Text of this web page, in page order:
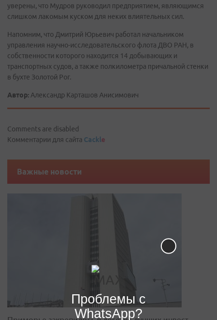
уверены, что Мудров руководил предприятием, являющимся
слишком лакомым куском для неких влиятельных сил.
Напомним, что Дмитрий Юрьевич работал начальником
управления научно-исследовательского флота ДВО РАН, в
собственности которого находится 14 добывающих и
транспортных судов, а также полкилометра причальной стенки
в бухте Золотой Рог.
Автор: Александр Карташов Анисимович
Comments are disabled
Комментарии для сайта Cackle
Важные новости
Проблемы с
WhatsApp?